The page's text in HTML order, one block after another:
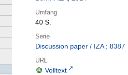
Umfang
40 S.
Serie
Discussion paper / IZA ; 8387
URL
Volltext